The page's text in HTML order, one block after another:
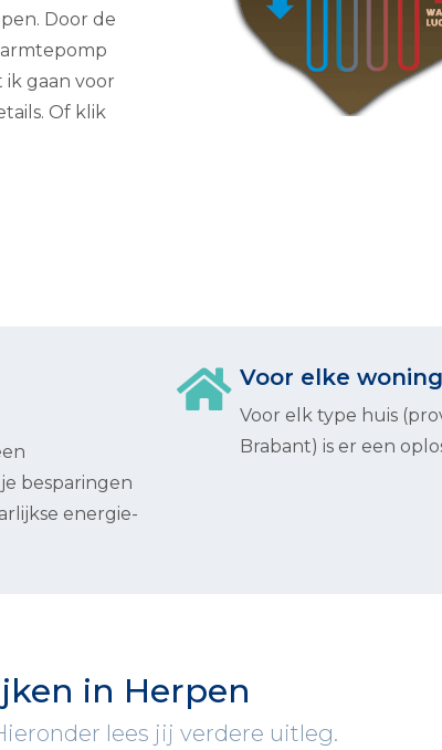
Door de
gaan voor
Of klik
besparingen
energie-
Voor elke woning
Voor elk type huis
Brabant) is er een
in Herpen
lees jij verdere uitleg.